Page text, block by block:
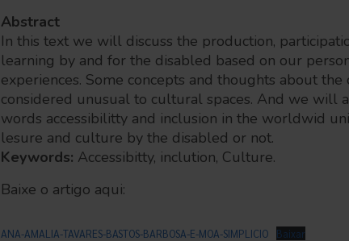
Abstract
In this text we will discuss the production,
learning by and for the disabled based on our
experiences. Some concepts and thoughts about
considered unusual to cultural spaces. And we will
words accessibilitty and inclusion in the worldwid
lesure and culture by the disabled or not.
Keywords: Accessibitty, inclution, Culture.
Baixe o artigo aqui:
ANA-AMALIA-TAVARES-BASTOS-BARBOSA-E-MOA-SIMPLICIO Baixar